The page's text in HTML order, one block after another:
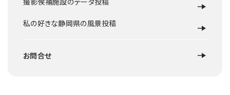
私の好きな静岡県の風景投稿
お問合せ
山中の御堂